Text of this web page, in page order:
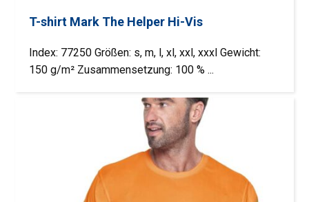
T-shirt Mark The Helper Hi-Vis
Index: 77250 Größen: s, m, l, xl, xxl, xxxl Gewicht:
150 g/m² Zusammensetzung: 100 % ...